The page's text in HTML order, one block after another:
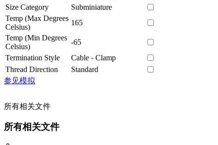
Size Category
Subminiature
Temp (Max Degrees
Celsius)
165
Temp (Min Degrees
Celsius)
-65
Termination Style
Cable - Clamp
Thread Direction
Standard
参见模拟
所有相关文件
所有相关文件